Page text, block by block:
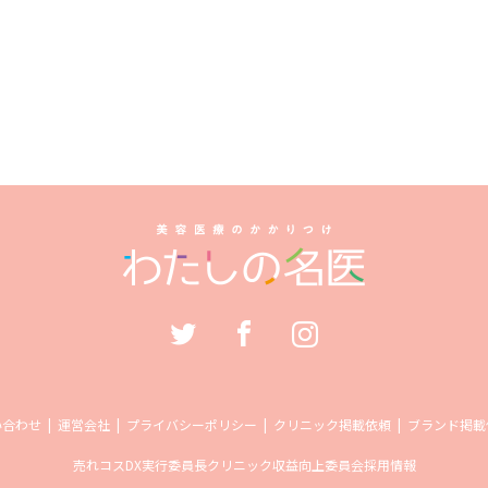
わせ 運営会社 プライバシーポリシー クリニック掲載依頼 ブランド掲
売れコスDX実行委員長クリニック収益向上委員会採用情報